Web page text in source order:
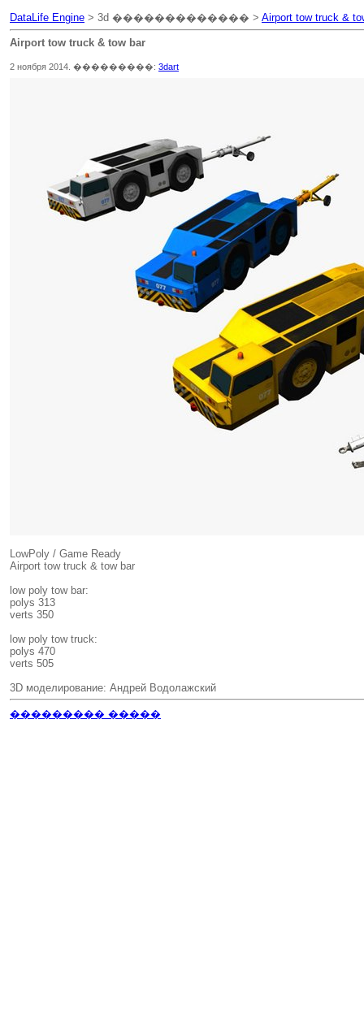
DataLife Engine > 3d ������������� > Airport tow truck &
Airport tow truck & tow bar
2 ноября 2014. ���������: 3dart
LowPoly / Game Ready
Airport tow truck & tow bar
low poly tow bar:
polys 313
verts 350
low poly tow truck:
polys 470
verts 505
3D моделирование: Андрей Водолажский
��������� �����